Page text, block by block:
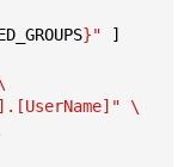
}"
]
\